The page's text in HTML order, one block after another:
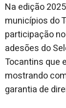
Na edição
municípios do
participação
adesões do
Tocantins que
mostrando
garantia de